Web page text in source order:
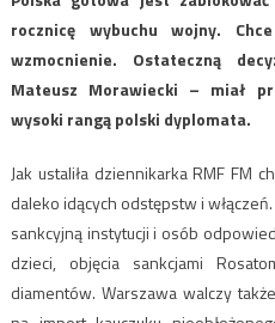
rocznicę wybuchu wojny.
wzmocnienie. Ostateczną
Mateusz Morawiecki – miał
wysoki rangą polski dyplomata.
Jak ustaliła dziennikarka RMF FM
daleko idących odstępstw i
sankcyjną instytucji i osób
dzieci, objęcia sankcjami
diamentów. Warszawa walczy